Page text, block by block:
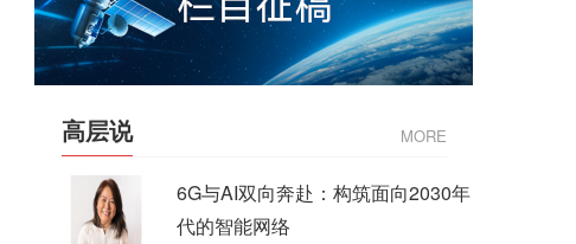
高层说 MORE
6G与AI双向奔赴：构筑面向2030年
代的智能网络